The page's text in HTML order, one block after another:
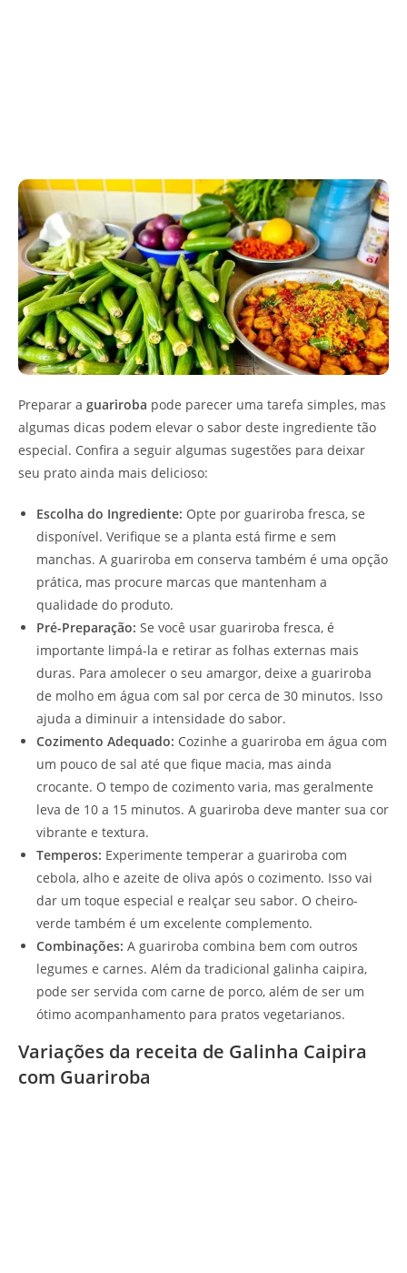
Preparar a guariroba pode parecer uma tarefa simples, mas
algumas dicas podem elevar o sabor deste ingrediente tão
especial. Confira a seguir algumas sugestões para deixar
seu prato ainda mais delicioso:
Escolha do Ingrediente: Opte por guariroba fresca, se
disponível. Verifique se a planta está firme e sem
manchas. A guariroba em conserva também é uma opção
prática, mas procure marcas que mantenham a
qualidade do produto.
Pré-Preparação: Se você usar guariroba fresca, é
importante limpá-la e retirar as folhas externas mais
duras. Para amolecer o seu amargor, deixe a guariroba
de molho em água com sal por cerca de 30 minutos. Isso
ajuda a diminuir a intensidade do sabor.
Cozimento Adequado: Cozinhe a guariroba em água com
um pouco de sal até que fique macia, mas ainda
crocante. O tempo de cozimento varia, mas geralmente
leva de 10 a 15 minutos. A guariroba deve manter sua cor
vibrante e textura.
Temperos: Experimente temperar a guariroba com
cebola, alho e azeite de oliva após o cozimento. Isso vai
dar um toque especial e realçar seu sabor. O cheiro-
verde também é um excelente complemento.
Combinações: A guariroba combina bem com outros
legumes e carnes. Além da tradicional galinha caipira,
pode ser servida com carne de porco, além de ser um
ótimo acompanhamento para pratos vegetarianos.
Variações da receita de Galinha Caipira
com Guariroba